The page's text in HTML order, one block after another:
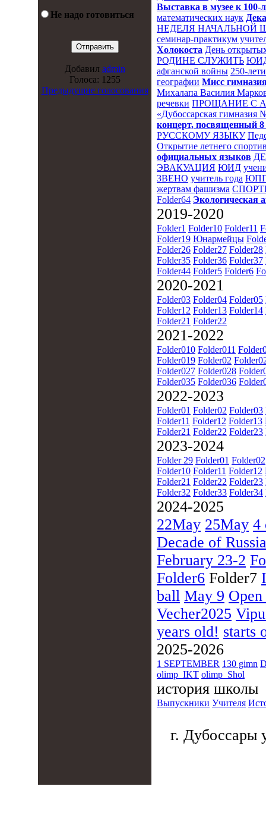
Не надо готовиться
Добавил admin
Голоса: 1255
Предыдущие голосования
Выставка в музее к
математических наук
НЕДЕЛЯ НАЧАЛЬНОЙ
семинар-практикум
Холокоста День
РОДИНЕ СЛУЖИТЬ
афганской войны 250-
географии Мисс
Михалапа Василия
речевки ПРОЩАНИЕ С
«Дубоссарская гимназия
концерт, посвященный
РУССКОМУ ЯЗЫКУ
Открытие летнего
официальных языков
ЭВАКУАЦИЯ ЮИД
ЗВЕНО учитель года
жертвам фашизма
Folder64 Экологическая
2019-2020
Folder1 Folder10 Folder11
Folder19 Юнармейцы
Folder26 Folder27 Folder28
Folder35 Folder36 Folder37
Folder44 Folder5 Folder6
2020-2021
Folder03 Folder04 Folder05
Folder12 Folder13 Folder14
Folder21 Folder22
2021-2022
Folder010 Folder011
Folder019 Folder02
Folder027 Folder028
Folder035 Folder036
2022-2023
Folder01 Folder02 Folder03
Folder11 Folder12 Folder13
Folder21 Folder22 Folder23
2023-2024
Folder 29 Folder01 Folder02
Folder10 Folder11 Folder12
Folder21 Folder22 Folder23
Folder32 Folder33 Folder34
2024-2025
22May 25May 4
Decade of
February 23-2
Folder6 Folder7
ball May 9
Vecher2025
years old! starts
2025-2026
1 SEPTEMBER 130 gimn
olimp_IKT olimp_Shol
история школы
Выпускники Учителя
г. Дубоссары